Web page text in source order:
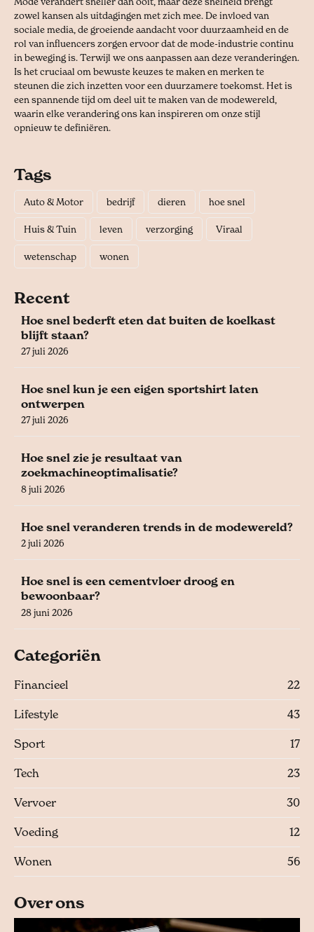
zowel kansen als uitdagingen met zich mee. De invloed van
sociale media, de groeiende aandacht voor duurzaamheid en de
rol van influencers zorgen ervoor dat de mode-industrie continu
in beweging is. Terwijl we ons aanpassen aan deze veranderingen.
Is het cruciaal om bewuste keuzes te maken en merken te
steunen die zich inzetten voor een duurzamere toekomst. Het is
een spannende tijd om deel uit te maken van de modewereld,
waarin elke verandering ons kan inspireren om onze stijl
opnieuw te definiëren.
Tags
Auto & Motor bedrijf dieren hoe snel
Huis & Tuin leven verzorging Viraal
wetenschap wonen
Recent
Hoe snel bederft eten dat buiten de koelkast
blijft staan?
27 juli 2026
Hoe snel kun je een eigen sportshirt laten
ontwerpen
27 juli 2026
Hoe snel zie je resultaat van
zoekmachineoptimalisatie?
8 juli 2026
Hoe snel veranderen trends in de modewereld?
2 juli 2026
Hoe snel is een cementvloer droog en
bewoonbaar?
28 juni 2026
Categoriën
Financieel 22
Lifestyle 43
Sport 17
Tech 23
Vervoer 30
Voeding 12
Wonen 56
Over ons